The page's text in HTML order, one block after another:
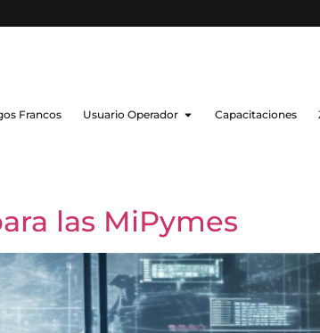
Francos Usuario Operador Capacitaciones
las MiPymes